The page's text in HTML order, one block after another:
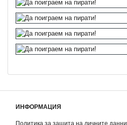
ИНФОРМАЦИЯ
Политика за защита на личните данни